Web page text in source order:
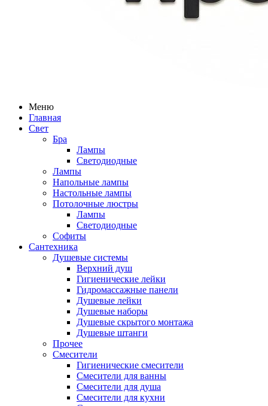
Меню
Главная
Свет
Бра
Лампы
Светодиодные
Лампы
Напольные лампы
Настольные лампы
Потолочные люстры
Лампы
Светодиодные
Софиты
Сантехника
Душевые системы
Верхний душ
Гигиенические лейки
Гидромассажные панели
Душевые лейки
Душевые наборы
Душевые скрытого монтажа
Душевые штанги
Прочее
Смесители
Гигиенические смесители
Смесители для ванны
Смесители для душа
Смесители для кухни